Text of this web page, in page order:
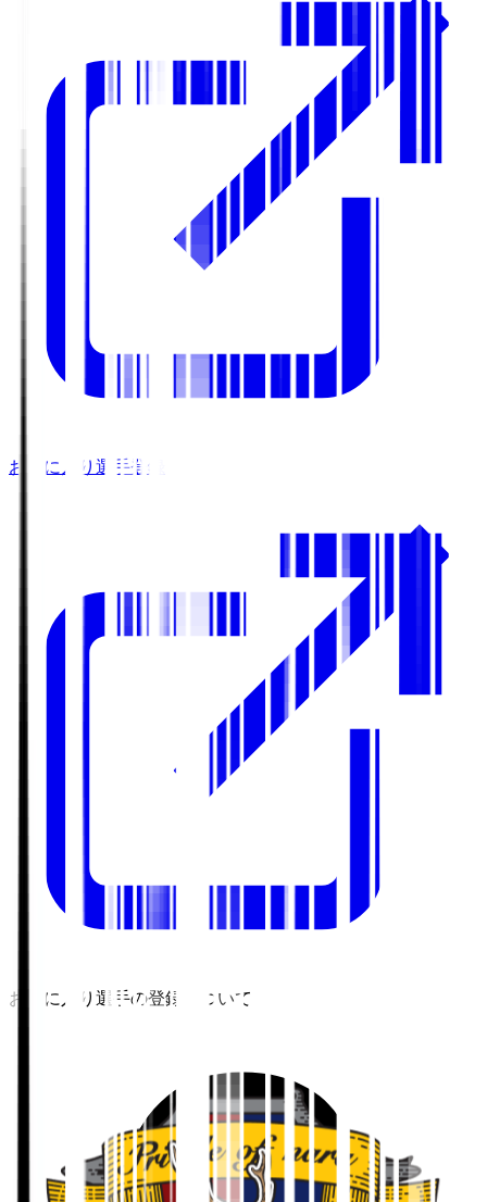
お気に入り選手登録
お気に入り選手の登録について